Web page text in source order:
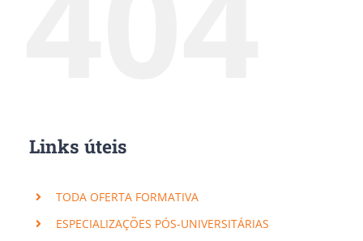
Links úteis
TODA OFERTA FORMATIVA
ESPECIALIZAÇÕES PÓS-UNIVERSITÁRIAS